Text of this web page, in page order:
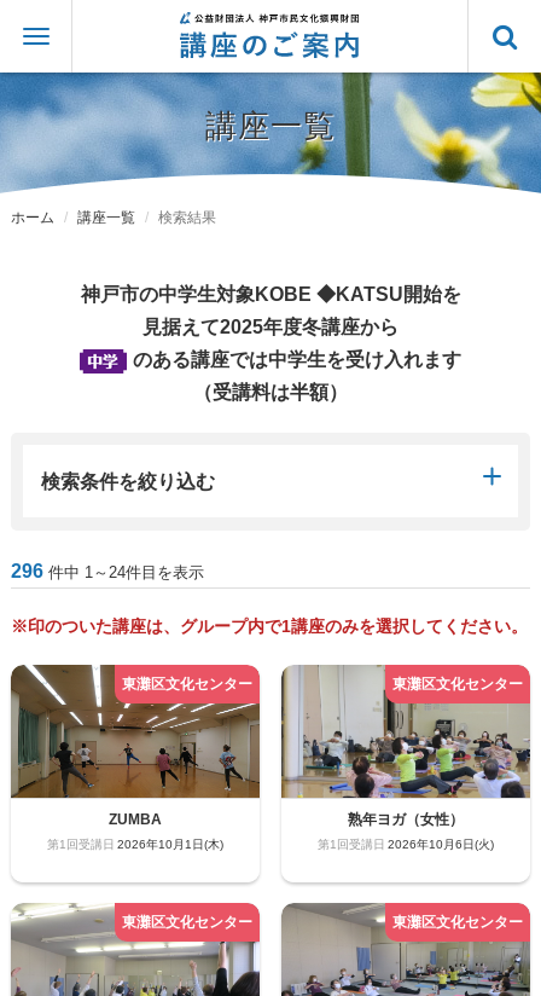
講座一覧
ホーム 講座一覧 検索結果
神戸市の中学生対象KOBE ◆KATSU開始を
見据えて2025年度冬講座から
のある講座では中学生を受け入れます
（受講料は半額）
検索条件を絞り込む
296件中 1～24件目を表示
※印のついた講座は、グループ内で1講座のみを選択してください。
ZUMBA
2026年10月1日(木)
熟年ヨガ（女性）
2026年10月6日(火)